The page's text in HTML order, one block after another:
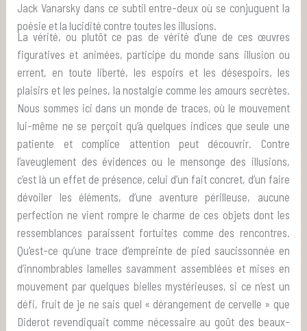
Jack Vanarsky dans ce subtil entre-deux où se conjuguent la
poésie et la lucidité contre toutes les illusions.
La vérité, ou plutôt ce pas de vérité d’une de ces œuvres
figuratives et animées, participe du monde sans illusion ou
errent, en toute liberté, les espoirs et les désespoirs, les
plaisirs et les peines, la nostalgie comme les amours secrètes.
Nous sommes ici dans un monde de traces, où le mouvement
lui-même ne se perçoit qu’à quelques indices que seule une
patiente et complice attention peut découvrir. Contre
l’aveuglement des évidences ou le mensonge des illusions,
c’est là un effet de présence, celui d’un fait concret, d’un faire
dévoiler les éléments, d’une aventure périlleuse, aucune
perfection ne vient rompre le charme de ces objets dont les
ressemblances paraissent fortuites comme des rencontres.
Qu’est-ce qu’une trace d’empreinte de pied saucissonnée en
d’innombrables lamelles savamment assemblées et mises en
mouvement par quelques bielles mystérieuses, si ce n’est un
défi, fruit de je ne sais quel « dérangement de cervelle » que
Diderot revendiquait comme nécessaire au goût des beaux-